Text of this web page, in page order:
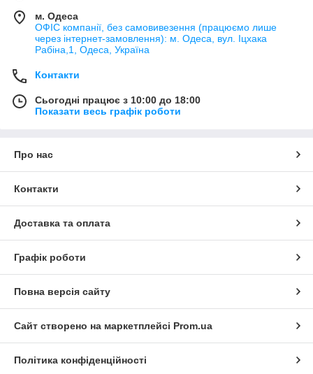
м. Одеса
ОФІС компанії, без самовивезення (працюємо лише
через інтернет-замовлення): м. Одеса, вул. Іцхака
Рабіна,1, Одеса, Україна
Контакти
Сьогодні працює з 10:00 до 18:00
Показати весь графік роботи
Про нас
Контакти
Доставка та оплата
Графік роботи
Повна версія сайту
Сайт створено на маркетплейсі Prom.ua
Політика конфіденційності